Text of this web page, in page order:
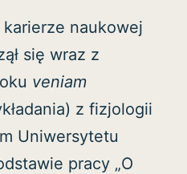
naukowej
się wraz z
veniam
z fizjologii
Uniwersytetu
pracy „O